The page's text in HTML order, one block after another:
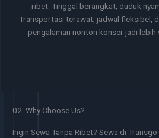
ribet. Tinggal berangkat, duduk
Transportasi terawat, jadwal fleksibel,
pengalaman nonton konser jadi lebih
02. Why Choose Us?
Ingin Sewa Tanpa Ribet? Sewa di Transgo